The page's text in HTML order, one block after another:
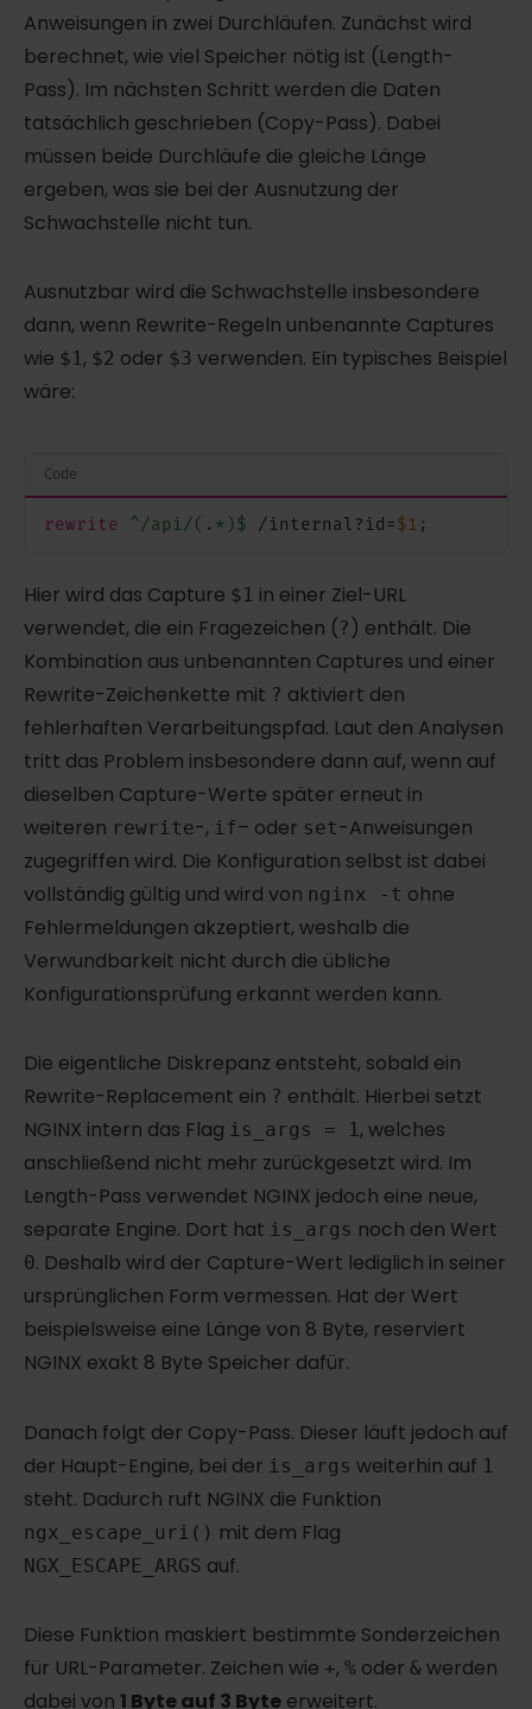
Anweisungen in zwei Durchläufen. Zunächst wird
berechnet, wie viel Speicher nötig ist (Length-
Pass). Im nächsten Schritt werden die Daten
tatsächlich geschrieben (Copy-Pass). Dabei
müssen beide Durchläufe die gleiche Länge
ergeben, was sie bei der Ausnutzung der
Schwachstelle nicht tun.
Ausnutzbar wird die Schwachstelle insbesondere
dann, wenn Rewrite-Regeln unbenannte Captures
wie $1, $2 oder $3 verwenden. Ein typisches Beispiel
wäre:
Code
rewrite ^/api/(.*)$ /internal?id=$1 ;
Hier wird das Capture $1 in einer Ziel-URL
verwendet, die ein Fragezeichen (? ) enthält. Die
Kombination aus unbenannten Captures und einer
Rewrite-Zeichenkette mit ? aktiviert den
fehlerhaften Verarbeitungspfad. Laut den Analysen
tritt das Problem insbesondere dann auf, wenn auf
dieselben Capture-Werte später erneut in
weiteren rewrite-, if– oder set-Anweisungen
zugegriffen wird. Die Konfiguration selbst ist dabei
vollständig gültig und wird von nginx -t ohne
Fehlermeldungen akzeptiert, weshalb die
Verwundbarkeit nicht durch die übliche
Konfigurationsprüfung erkannt werden kann.
Die eigentliche Diskrepanz entsteht, sobald ein
Rewrite-Replacement ein ? enthält. Hierbei setzt
NGINX intern das Flag is_args = 1, welches
anschließend nicht mehr zurückgesetzt wird. Im
Length-Pass verwendet NGINX jedoch eine neue,
separate Engine. Dort hat is_args noch den Wert
0. Deshalb wird der Capture-Wert lediglich in seiner
ursprünglichen Form vermessen. Hat der Wert
beispielsweise eine Länge von 8 Byte, reserviert
NGINX exakt 8 Byte Speicher dafür.
Danach folgt der Copy-Pass. Dieser läuft jedoch auf
der Haupt-Engine, bei der is_args weiterhin auf 1
steht. Dadurch ruft NGINX die Funktion
ngx_escape_uri() mit dem Flag
NGX_ESCAPE_ARGS auf.
Diese Funktion maskiert bestimmte Sonderzeichen
für URL-Parameter. Zeichen wie +, % oder & werden
dabei von 1 Byte auf 3 Byte erweitert.